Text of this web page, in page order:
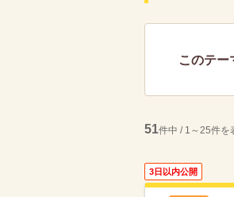
このテー
51件中 / 1～25件を
3日以内公開